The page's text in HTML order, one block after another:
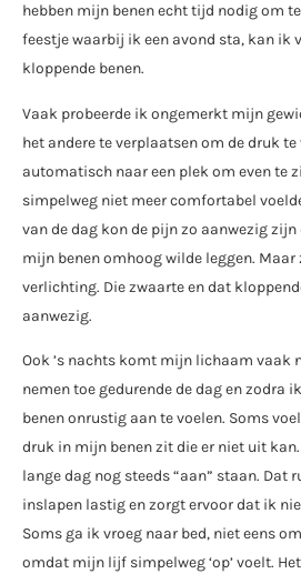
hebben mijn benen echt tijd nodig om
feestje waarbij ik een avond sta, kan ik
kloppende benen.
Vaak probeerde ik ongemerkt mijn
het andere te verplaatsen om de druk
automatisch naar een plek om even te
simpelweg niet meer comfortabel
van de dag kon de pijn zo aanwezig
mijn benen omhoog wilde leggen.
verlichting. Die zwaarte en dat
aanwezig.
Ook ’s nachts komt mijn lichaam vaak
nemen toe gedurende de dag en zodra
benen onrustig aan te voelen. Soms
druk in mijn benen zit die er niet uit
lange dag nog steeds “aan” staan. Dat
inslapen lastig en zorgt ervoor dat ik
Soms ga ik vroeg naar bed, niet eens
omdat mijn lijf simpelweg ‘op’ voelt.